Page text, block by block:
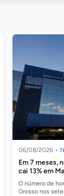
06/08/2026 •
Em 7 meses,
cai 13% em
O número de
Grosso nos